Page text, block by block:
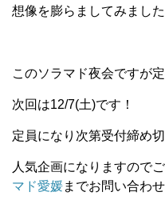
想像を膨らましてみました
このソラマド夜会ですが
次回は12/7(土)です！
定員になり次第受付締め
人気企画になりますので
マド愛媛までお問い合わ